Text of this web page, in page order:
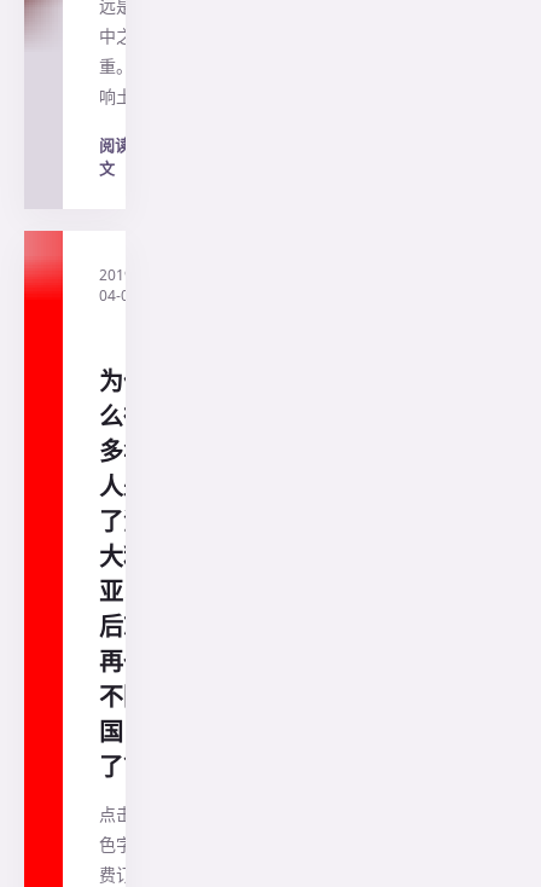
远是重
中之
重。影
响土…
阅读全
文
2019-
04-04
为什
么很
多华
人来
了澳
大利
亚以
后就
再也
不回
国
了？
点击蓝
色字免
费订